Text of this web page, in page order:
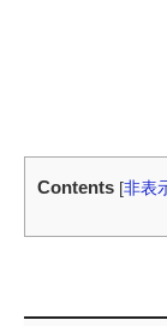
Contents [非表